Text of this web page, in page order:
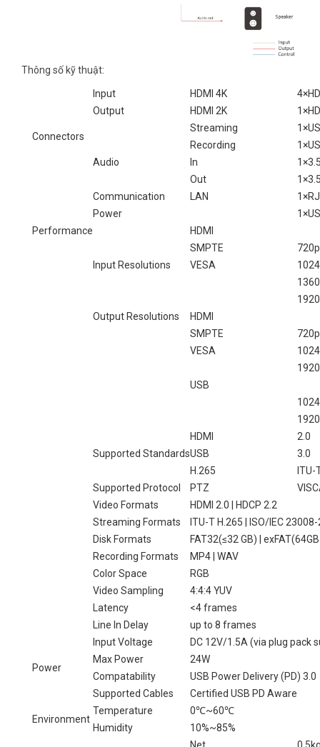
Thông số kỹ thuật:
Connectors
Input HDMI 4K
Output
HDMI 2K
Streaming
Recording
Audio
In
Out
Communication
LAN
Power
Performance
Input Resolutions
HDMI
SMPTE
VESA
Output Resolutions
HDMI
SMPTE
VESA
USB
Supported Standards
HDMI
2.0
USB
3.0
H.265
Supported Protocol
PTZ
Video Formats
HDMI 2.0 | HDCP 2.2
Streaming Formats
ITU-T H.265 | ISO/IEC
Disk Formats
FAT32(≤32 GB) |
Recording Formats
MP4 | WAV
Color Space
RGB
Video Sampling
4:4:4 YUV
Latency
<4 frames
Line In Delay
up to 8 frames
Power
Input Voltage
DC 12V/1.5A (via plug pack
Max Power
24W
Compatability
USB Power Delivery (PD) 3.0
Supported Cables
Certified USB PD Aware
Environment
Temperature
0℃~60℃
Humidity
10%~85%
Net